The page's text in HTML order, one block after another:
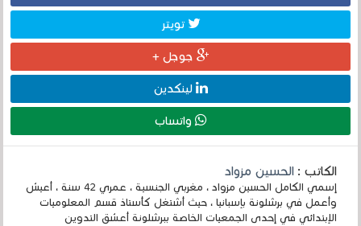
تويتر
جوجل +
لينكدين
واتساب
الكاتب :الحسين مزواد
إسمي الكامل الحسين مزواد ، مغربي الجنسية ، عمري 42 سنة ، أعيش
وأعمل في برشلونة بإسبانيا ، حيث أشتغل كأستاذ قسم المعلوميات
الإبتدائي في إحدى الجمعيات الخاصة ببرشلونة أعشق التدوين